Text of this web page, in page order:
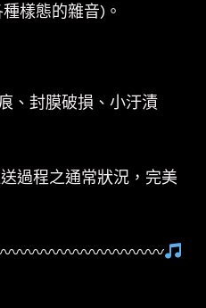
樣態的雜音)。
、封膜破損、小汙漬
過程之通常狀況，完美
〰〰〰〰〰〰〰〰〰